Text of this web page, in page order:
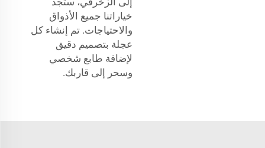
خياراتنا جميع الأذواق
والاحتياجات. تم إنشاء كل
عجلة بتصميم دقيق
لإضافة طابع شخصي
وسحر إلى قاربك.